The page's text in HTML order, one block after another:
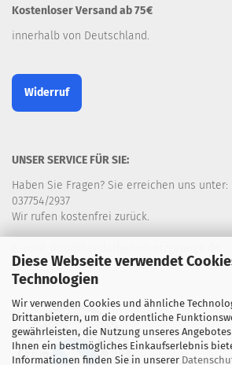
Diese Webseite verwendet
Technologien
Wir verwenden Cookies und ähnliche
Drittanbietern, um die ordentliche
gewährleisten, die Nutzung unseres
Ihnen ein bestmögliches Einkaufserlebnis
Informationen finden Sie in unserer
Kostenloser Versand ab 75€
innerhalb von Deutschland.
Widerruf
UNSER SERVICE FÜR SIE:
Haben Sie Fragen? Sie erreichen uns unter:
037754/2937
Wir rufen kostenfrei zurück.